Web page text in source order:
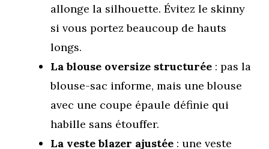
allonge la silhouette. Évitez le skinny
si vous portez beaucoup de hauts
longs.
La blouse oversize structurée : pas la
blouse-sac informe, mais une blouse
avec une coupe épaule définie qui
habille sans étouffer.
La veste blazer ajustée : une veste